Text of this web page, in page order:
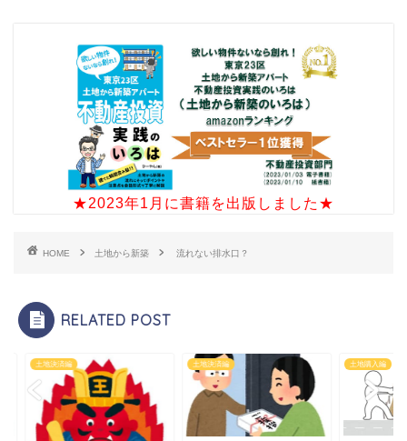
★2023年1月に書籍を出版しました★
HOME 土地から新築 流れない排水口？
RELATED POST
土地購入編